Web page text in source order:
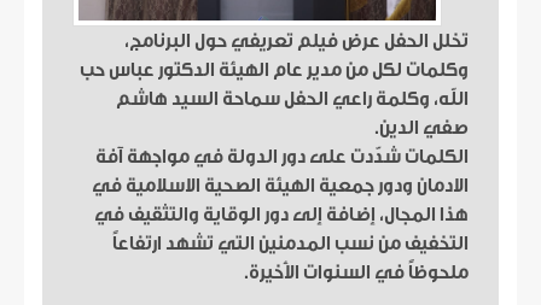
تخلل الحفل عرض فيلم تعريفي حول البرنامج،
وكلمات لكل من مدير عام الهيئة الدكتور عباس حب
الله، وكلمة راعي الحفل سماحة السيد هاشم
صفي الدين.
الكلمات شدّدت على دور الدولة في مواجهة آفة
الادمان ودور جمعية الهيئة الصحية الاسلامية في
هذا المجال، إضافة إلى دور الوقاية والتثقيف في
التخفيف من نسب المدمنين التي تشهد ارتفاعاً
ملحوظاً في السنوات الأخيرة.